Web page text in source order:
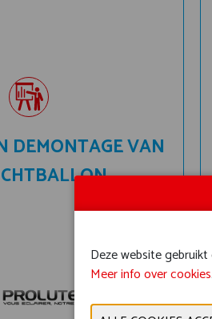
DEMONTAGE VAN
Deze website
Meer info over cookies.